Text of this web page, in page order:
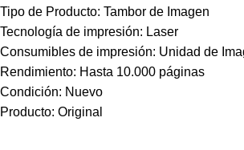
Tipo de Producto: Tambor de Imagen
Tecnología de impresión: Laser
Consumibles de impresión: Unidad de
Rendimiento: Hasta 10.000 páginas
Condición: Nuevo
Producto: Original